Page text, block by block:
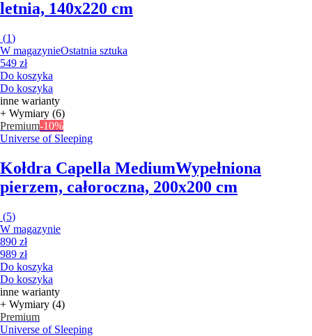
letnia, 140x220 cm
(1)
W magazynieOstatnia sztuka
549 zł
Do koszyka
Do koszyka
inne warianty
+ Wymiary (6)
Premium-10%
Universe of Sleeping
Kołdra Capella MediumWypełniona
pierzem, całoroczna, 200x200 cm
(5)
W magazynie
890 zł
989 zł
Do koszyka
Do koszyka
inne warianty
+ Wymiary (4)
Premium
Universe of Sleeping